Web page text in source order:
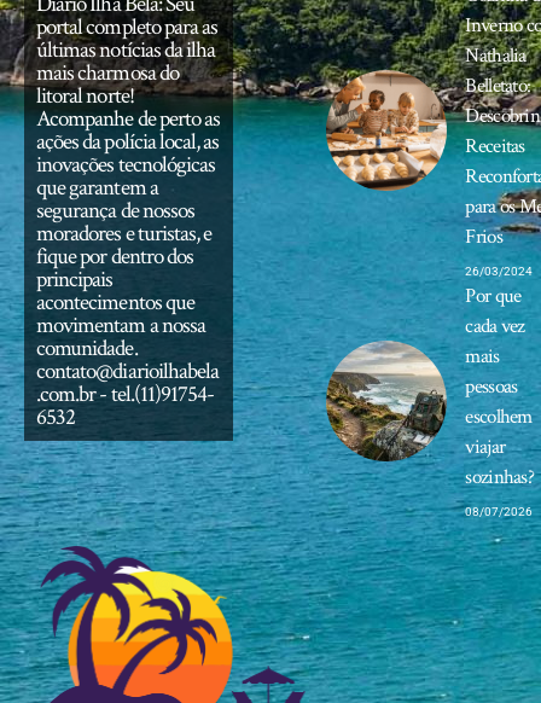
portal completo para as
últimas notícias da ilha
mais charmosa do
litoral norte!
Acompanhe de perto as
ações da polícia local, as
inovações tecnológicas
que garantem a
segurança de nossos
moradores e turistas, e
fique por dentro dos
principais
acontecimentos que
movimentam a nossa
comunidade.
contato@diarioilhabela
.com.br- tel.(11)91754-
6532
Inverno
Nathalia
Belletato:
Receitas
para os
Frios
26/03/2024
Por que
cada vez
mais
pessoas
escolhem
viajar
sozinhas?
08/07/2026